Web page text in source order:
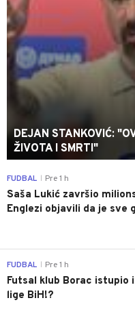
DEJAN STANKOVIĆ:
ŽIVOTA I SMRTI"
FUDBAL Pre 1 h
Saša Lukić završio
Englezi objavili da je sve
FUDBAL Pre 1 h
Futsal klub Borac istupio
lige BiH!?